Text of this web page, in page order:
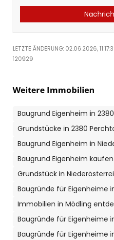
LETZTE ÄNDERUNG: 02.06.2026,
120929
Weitere Immobilien
Baugrund Eigenheim in
Grundstücke in 2380
Baugrund Eigenheim in
Baugrund Eigenheim
Grundstück in
Baugründe für Eigenheime
Immobilien in Mödling
Baugründe für Eigenheime
Baugründe für Eigenheime